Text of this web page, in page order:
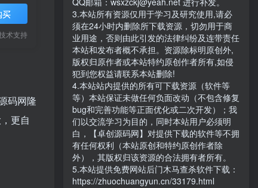
买
术支持
码网隆
更自
3.本站所有资源仅用于学习及研究使用,请必
须在24小时内删除所下载资源，切勿用于商
业用途，否则由此引发的法律纠纷及连带责任
本站和发布者概不承担。资源除标明原创外,
版权归原作者或本站特约原创作者所有,如侵
犯到您权益请联系本站删除!
4.本站站内提供的所有可下载资源（软件等
等）本站保证未做任何负面改动（不包含修复
bug和完善功能等正面优化或二次开发）；我
们以交流学习为目的，同时本站用户必须明
白，【卓创源码网】对提供下载的软件等不拥
有任何权利（本站原创和特约原创作者除
外），其版权归该资源的合法拥有者所有。
5.本站提供免费网站后门木马查杀软件下载：
https://zhuochuangyun.cn/33179.html